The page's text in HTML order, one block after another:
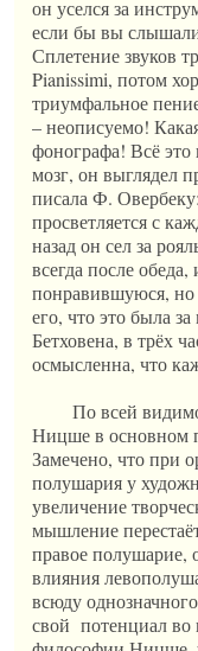
он уселся за
если бы вы
Сплетение звуков
Pianissimi, потом
триумфальное
– неописуемо!
фонографа! Всё
мозг, он выглядел
писала Ф.
просветляется с
назад он сел за
всегда после
понравившуюся, но
его, что это была
Бетховена, в трёх
осмысленна, что
По всей
Ницше в основном
Замечено, что при
полушария у
увеличение
мышление
правое полушарие,
влияния
всюду
свой потенциал во